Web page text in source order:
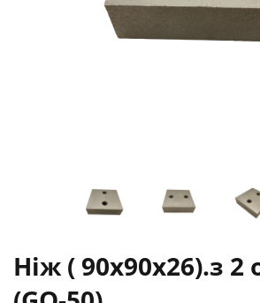
Ніж ( 90х90х26).з 2